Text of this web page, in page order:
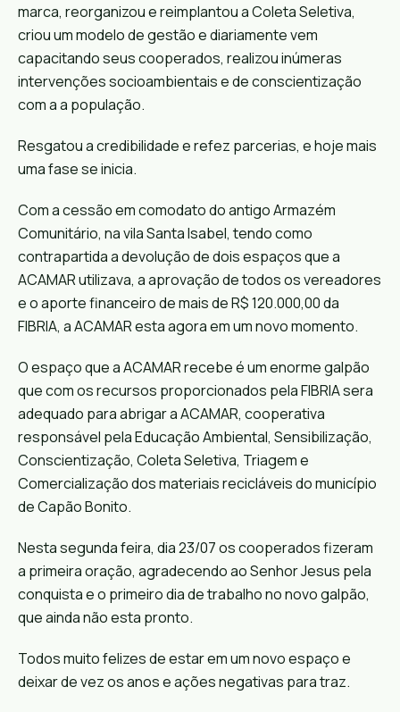
marca, reorganizou e reimplantou a Coleta Seletiva,
criou um modelo de gestão e diariamente vem
capacitando seus cooperados, realizou inúmeras
intervenções socioambientais e de conscientização
com a a população.
Resgatou a credibilidade e refez parcerias, e hoje mais
uma fase se inicia.
Com a cessão em comodato do antigo Armazém
Comunitário, na vila Santa Isabel, tendo como
contrapartida a devolução de dois espaços que a
ACAMAR utilizava, a aprovação de todos os vereadores
e o aporte financeiro de mais de R$ 120.000,00 da
FIBRIA, a ACAMAR esta agora em um novo momento.
O espaço que a ACAMAR recebe é um enorme galpão
que com os recursos proporcionados pela FIBRIA sera
adequado para abrigar a ACAMAR, cooperativa
responsável pela Educação Ambiental, Sensibilização,
Conscientização, Coleta Seletiva, Triagem e
Comercialização dos materiais recicláveis do município
de Capão Bonito.
Nesta segunda feira, dia 23/07 os cooperados fizeram
a primeira oração, agradecendo ao Senhor Jesus pela
conquista e o primeiro dia de trabalho no novo galpão,
que ainda não esta pronto.
Todos muito felizes de estar em um novo espaço e
deixar de vez os anos e ações negativas para traz.